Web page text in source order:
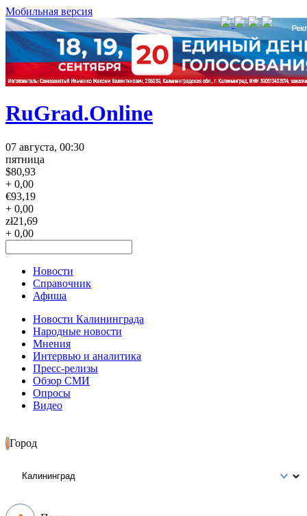
Мобильная версия
RuGrad.Online
07 августа, 00:30
пятница
$80,93
+ 0,00
€93,19
+ 0,00
zł21,69
+ 0,00
Новости
Справочник
Афиша
Новости Калининграда
Народные новости
Мнения
Интервью и аналитика
Пресс-релизы
Обзор СМИ
Опросы
Видео
Город